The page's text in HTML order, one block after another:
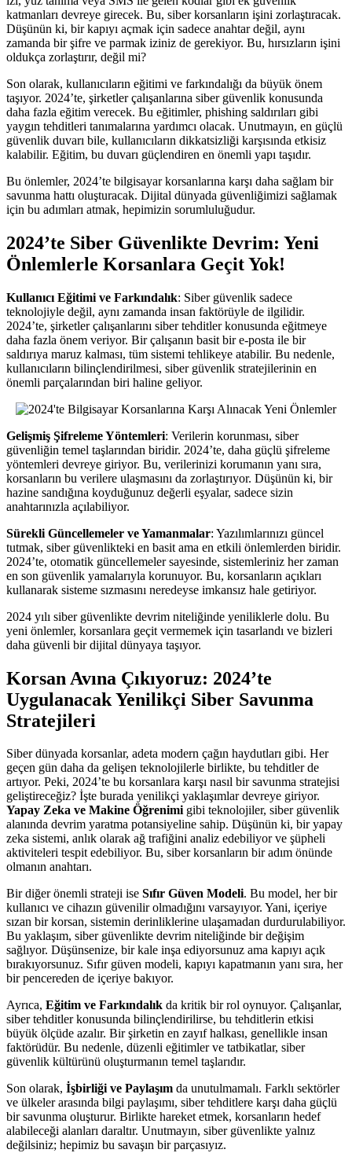
katmanları devreye girecek. Bu, siber korsanların işini zorlaştıracak.
Düşünün ki, bir kapıyı açmak için sadece anahtar değil, aynı
zamanda bir şifre ve parmak iziniz de gerekiyor. Bu, hırsızların işini
oldukça zorlaştırır, değil mi?
Son olarak, kullanıcıların eğitimi ve farkındalığı da büyük önem
taşıyor. 2024’te, şirketler çalışanlarına siber güvenlik konusunda
daha fazla eğitim verecek. Bu eğitimler, phishing saldırıları gibi
yaygın tehditleri tanımalarına yardımcı olacak. Unutmayın, en güçlü
güvenlik duvarı bile, kullanıcıların dikkatsizliği karşısında etkisiz
kalabilir. Eğitim, bu duvarı güçlendiren en önemli yapı taşıdır.
Bu önlemler, 2024’te bilgisayar korsanlarına karşı daha sağlam bir
savunma hattı oluşturacak. Dijital dünyada güvenliğimizi sağlamak
için bu adımları atmak, hepimizin sorumluluğudur.
2024’te Siber Güvenlikte Devrim: Yeni
Önlemlerle Korsanlara Geçit Yok!
Kullanıcı Eğitimi ve Farkındalık: Siber güvenlik sadece
teknolojiyle değil, aynı zamanda insan faktörüyle de ilgilidir.
2024’te, şirketler çalışanlarını siber tehditler konusunda eğitmeye
daha fazla önem veriyor. Bir çalışanın basit bir e-posta ile bir
saldırıya maruz kalması, tüm sistemi tehlikeye atabilir. Bu nedenle,
kullanıcıların bilinçlendirilmesi, siber güvenlik stratejilerinin en
önemli parçalarından biri haline geliyor.
Gelişmiş Şifreleme Yöntemleri: Verilerin korunması, siber
güvenliğin temel taşlarından biridir. 2024’te, daha güçlü şifreleme
yöntemleri devreye giriyor. Bu, verilerinizi korumanın yanı sıra,
korsanların bu verilere ulaşmasını da zorlaştırıyor. Düşünün ki, bir
hazine sandığına koyduğunuz değerli eşyalar, sadece sizin
anahtarınızla açılabiliyor.
Sürekli Güncellemeler ve Yamanmalar: Yazılımlarınızı güncel
tutmak, siber güvenlikteki en basit ama en etkili önlemlerden biridir.
2024’te, otomatik güncellemeler sayesinde, sistemleriniz her zaman
en son güvenlik yamalarıyla korunuyor. Bu, korsanların açıkları
kullanarak sisteme sızmasını neredeyse imkansız hale getiriyor.
2024 yılı siber güvenlikte devrim niteliğinde yeniliklerle dolu. Bu
yeni önlemler, korsanlara geçit vermemek için tasarlandı ve bizleri
daha güvenli bir dijital dünyaya taşıyor.
Korsan Avına Çıkıyoruz: 2024’te
Uygulanacak Yenilikçi Siber Savunma
Stratejileri
Siber dünyada korsanlar, adeta modern çağın haydutları gibi. Her
geçen gün daha da gelişen teknolojilerle birlikte, bu tehditler de
artıyor. Peki, 2024’te bu korsanlara karşı nasıl bir savunma stratejisi
geliştireceğiz? İşte burada yenilikçi yaklaşımlar devreye giriyor.
Yapay Zeka ve Makine Öğrenimigibi teknolojiler, siber güvenlik
alanında devrim yaratma potansiyeline sahip. Düşünün ki, bir yapay
zeka sistemi, anlık olarak ağ trafiğini analiz edebiliyor ve şüpheli
aktiviteleri tespit edebiliyor. Bu, siber korsanların bir adım önünde
olmanın anahtarı.
Bir diğer önemli strateji ise Sıfır Güven Modeli. Bu model, her bir
kullanıcı ve cihazın güvenilir olmadığını varsayıyor. Yani, içeriye
sızan bir korsan, sistemin derinliklerine ulaşamadan durdurulabiliyor.
Bu yaklaşım, siber güvenlikte devrim niteliğinde bir değişim
sağlıyor. Düşünsenize, bir kale inşa ediyorsunuz ama kapıyı açık
bırakıyorsunuz. Sıfır güven modeli, kapıyı kapatmanın yanı sıra, her
bir pencereden de içeriye bakıyor.
Ayrıca, Eğitim ve Farkındalık da kritik bir rol oynuyor. Çalışanlar,
siber tehditler konusunda bilinçlendirilirse, bu tehditlerin etkisi
büyük ölçüde azalır. Bir şirketin en zayıf halkası, genellikle insan
faktörüdür. Bu nedenle, düzenli eğitimler ve tatbikatlar, siber
güvenlik kültürünü oluşturmanın temel taşlarıdır.
Son olarak, İşbirliği ve Paylaşım da unutulmamalı. Farklı sektörler
ve ülkeler arasında bilgi paylaşımı, siber tehditlere karşı daha güçlü
bir savunma oluşturur. Birlikte hareket etmek, korsanların hedef
alabileceği alanları daraltır. Unutmayın, siber güvenlikte yalnız
değilsiniz; hepimiz bu savaşın bir parçasıyız.